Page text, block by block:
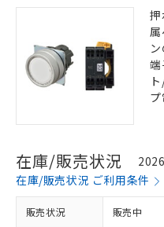
属
端
在庫/販売状況
在庫/販売状況 ご利用条件
販売状況 販売中